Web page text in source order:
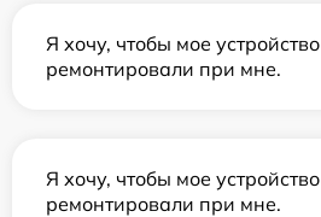
Я хочу, чтобы мое устройство
ремонтировали при мне.
Я хочу, чтобы мое устройство
ремонтировали при мне.